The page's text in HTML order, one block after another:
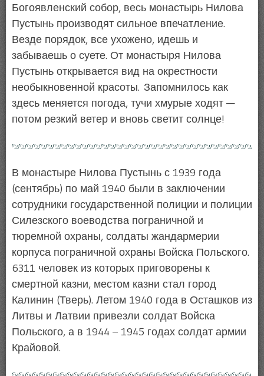
Богоявленский собор, весь монастырь Нилова
Пустынь производят сильное впечатление.
Везде порядок, все ухожено, идешь и
забываешь о суете. От монастыря Нилова
Пустынь открывается вид на окрестности
необыкновенной красоты. Запомнилось как
здесь меняется погода, тучи хмурые ходят —
потом резкий ветер и вновь светит солнце!
В монастыре Нилова Пустынь с 1939 года
(сентябрь) по май 1940 были в заключении
сотрудники государственной полиции и полиции
Силезского воеводства пограничной и
тюремной охраны, солдаты жандармерии
корпуса пограничной охраны Войска Польского.
6311 человек из которых приговорены к
смертной казни, местом казни стал город
Калинин (Тверь). Летом 1940 года в Осташков из
Литвы и Латвии привезли солдат Войска
Польского, а в 1944 – 1945 годах солдат армии
Крайовой.